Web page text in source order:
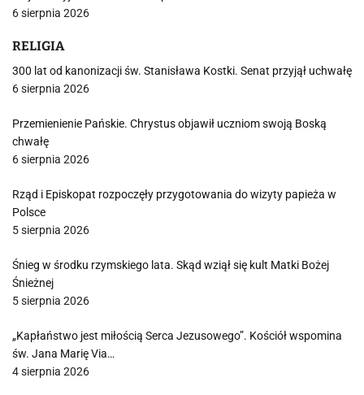
6 sierpnia 2026
RELIGIA
300 lat od kanonizacji św. Stanisława Kostki. Senat przyjął uchwałę
6 sierpnia 2026
Przemienienie Pańskie. Chrystus objawił uczniom swoją Boską
chwałę
6 sierpnia 2026
Rząd i Episkopat rozpoczęły przygotowania do wizyty papieża w
Polsce
5 sierpnia 2026
Śnieg w środku rzymskiego lata. Skąd wziął się kult Matki Bożej
Śnieżnej
5 sierpnia 2026
„Kapłaństwo jest miłością Serca Jezusowego”. Kościół wspomina
św. Jana Marię Via…
4 sierpnia 2026